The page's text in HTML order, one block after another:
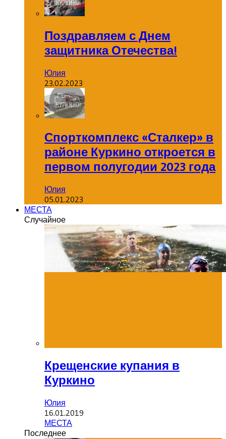
Поздравляем с Днем
защитника Отечества!
Юлия
23.02.2023
Спорткомплекс «Сталкер» в
районе Куркино откроется в
первом полугодии 2023 года
Юлия
05.01.2023
МЕСТА
Случайное
Крещенские купания в
Куркино
Юлия
16.01.2019
МЕСТА
Последнее